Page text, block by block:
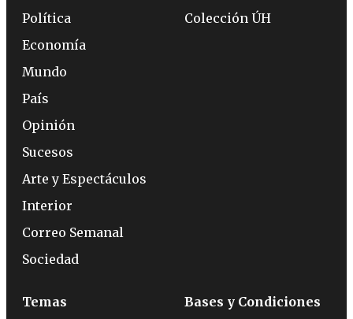
Política
Economía
Mundo
País
Opinión
Sucesos
Arte y Espectáculos
Interior
Correo Semanal
Sociedad
Colección ÚH
Temas
Bases y Condiciones